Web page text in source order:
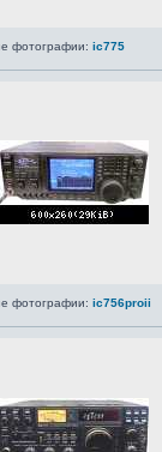
фотографии: ic775
фотографии: ic756proii